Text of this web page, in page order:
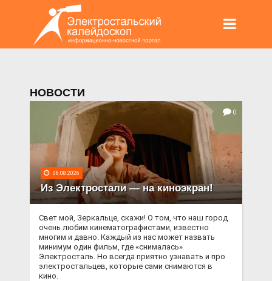
НОВОСТИ
0
06.08.2026
Из Электростали — на киноэкран!
Свет мой, Зеркальце, скажи! О том, что наш город
очень любим кинематографистами, известно
многим и давно. Каждый из нас может назвать
минимум один фильм, где «снималась»
Электросталь. Но всегда приятно узнавать и про
электростальцев, которые сами снимаются в
кино.